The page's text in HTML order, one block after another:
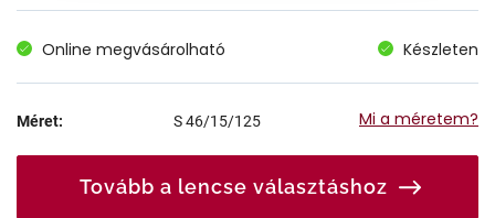
Online megvásárolható Készleten
Méret: S46/15/125 Mi a méretem?
Tovább a lencse választáshoz